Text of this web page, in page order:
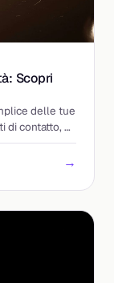
Scopri
delle tue
di contatto, e
→